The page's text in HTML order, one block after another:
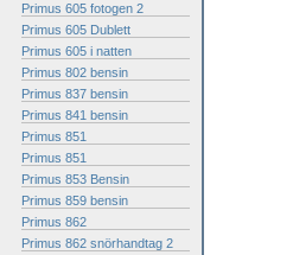
Primus 605 fotogen 2
Primus 605 Dublett
Primus 605 i natten
Primus 802 bensin
Primus 837 bensin
Primus 841 bensin
Primus 851
Primus 851
Primus 853 Bensin
Primus 859 bensin
Primus 862
Primus 862 snörhandtag 2